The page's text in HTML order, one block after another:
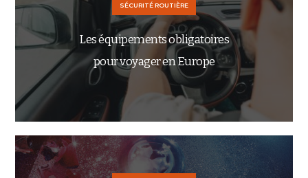
SÉCURITÉ ROUTIÈRE
Les équipements obligatoires
pour voyager en Europe